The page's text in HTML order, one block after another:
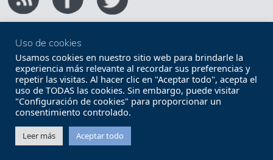
Copyright FEMP
Accesibilidad
Términos legales
Política de privacidad
Términos y condiciones de uso
Mapa web
Contacto
Uso de cookies
Usamos cookies en nuestro sitio web para brindarle la
experiencia más relevante al recordar sus preferencias y
repetir las visitas. Al hacer clic en "Aceptar todo", acepta el
uso de TODAS las cookies. Sin embargo, puede visitar
"Configuración de cookies" para proporcionar un
consentimiento controlado.
Leer más Aceptar todo